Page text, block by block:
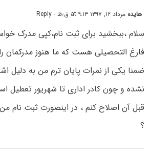
هایده مرداد ۱۲, ۱۳۹۷ at ۹:۱۳ ق٫ظ - Reply
سلام ،ببخشید برای ثبت نام،کپی مدرک
فارغ التحصیلی هست که ما هنوز مدرکمان
ضمنا یکی از نمرات پایان ترم من به دلیل
نشده و چون کادر اداری تا شهریور تعطیل
قبل آن اصلاح کنم ، در اینصورت ثبت نام
؟